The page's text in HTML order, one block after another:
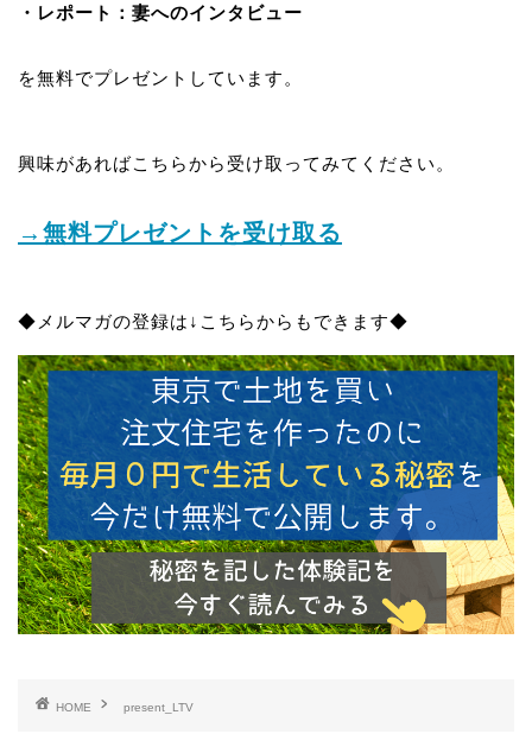
・レポート：妻へのインタビュー
を無料でプレゼントしています。
興味があればこちらから受け取ってみてください。
→無料プレゼントを受け取る
◆メルマガの登録は↓こちらからもできます◆
HOME present_LTV